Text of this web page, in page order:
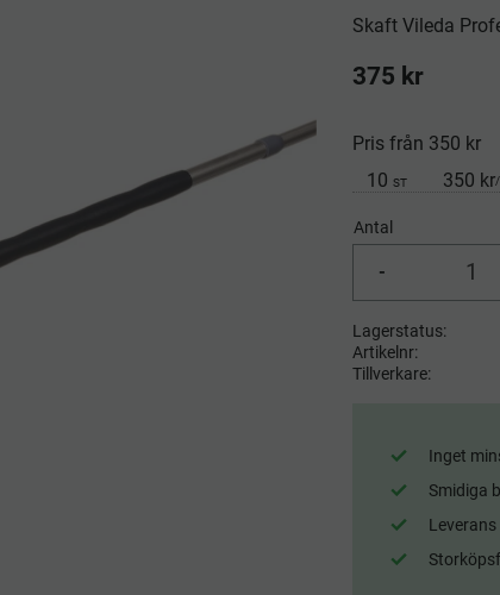
​Skaft Vileda
375 kr
Pris från 350 kr
10 ST 350 kr/
Antal
-
Lagerstatus
Artikelnr
Tillverkare
Inget
Smidiga